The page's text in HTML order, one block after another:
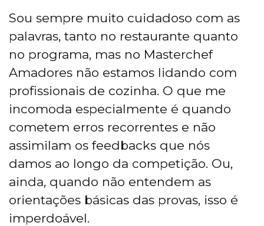
Sou sempre muito cuidadoso com as
palavras, tanto no restaurante quanto
no programa, mas no Masterchef
Amadores não estamos lidando com
profissionais de cozinha. O que me
incomoda especialmente é quando
cometem erros recorrentes e não
assimilam os feedbacks que nós
damos ao longo da competição. Ou,
ainda, quando não entendem as
orientações básicas das provas, isso é
imperdoável.